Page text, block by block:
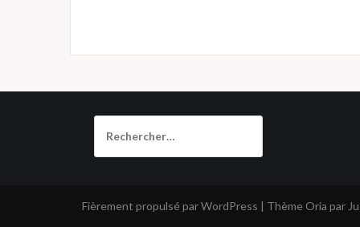
Fièrement propulsé par WordPress | Thème Oria par